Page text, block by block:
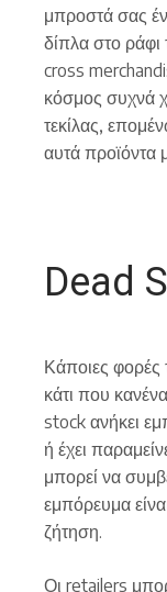
μπροστά σας
δίπλα στο ράφι
cross
κόσμος συχνά
τεκίλας,
αυτά προϊόντα
Dead
Κάποιες φορές
κάτι που
stock ανήκει
ή έχει
μπορεί να
εμπόρευμα
ζήτηση.
Οι retailers